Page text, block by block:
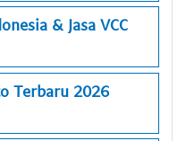
& Jasa VCC
Terbaru 2026